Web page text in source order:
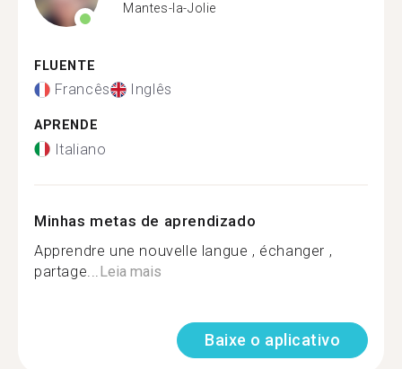
Mantes-la-Jolie
FLUENTE
Francês Inglês
APRENDE
Italiano
Minhas metas de aprendizado
Apprendre une nouvelle langue , échanger ,
partage... Leia mais
Baixe o aplicativo